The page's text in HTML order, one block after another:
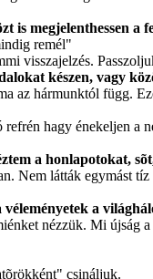
is megjelenthessen a
remél"
visszajelzés.
készen, vagy
az hármunktól függ.
hagy énekeljen a
a honlapotokat,
Nem látták egymást
a
nézzük. Mi
csináljuk.